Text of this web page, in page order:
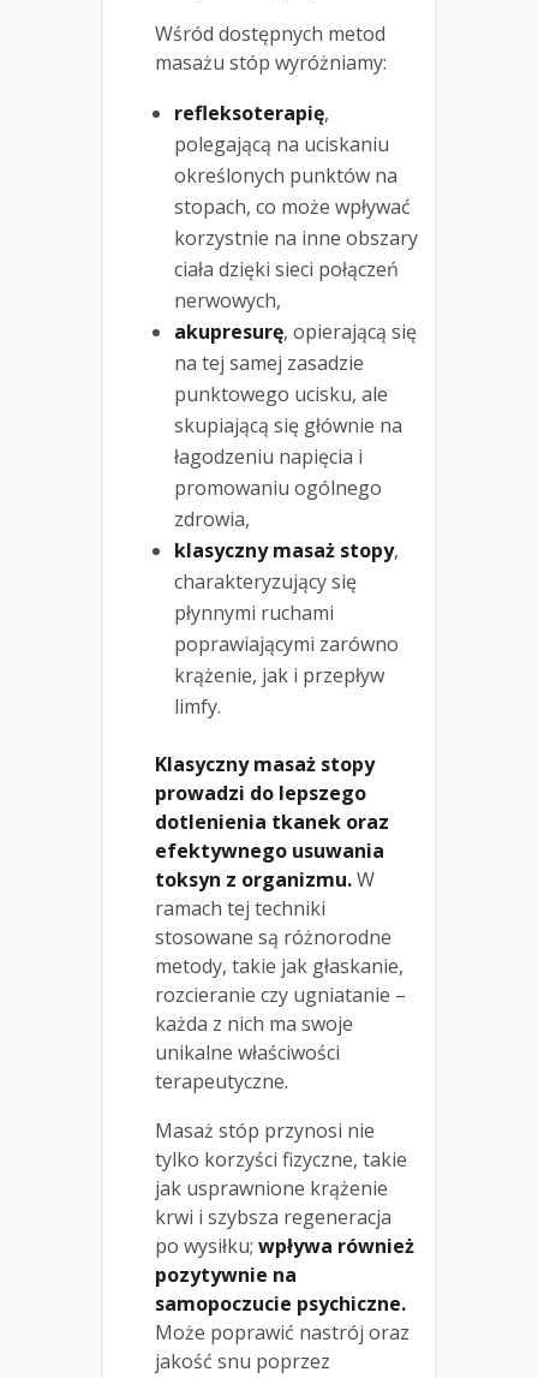
Wśród dostępnych metod
masażu stóp wyróżniamy:
refleksoterapię,
polegającą na uciskaniu
określonych punktów na
stopach, co może wpływać
korzystnie na inne obszary
ciała dzięki sieci połączeń
nerwowych,
akupresurę, opierającą się
na tej samej zasadzie
punktowego ucisku, ale
skupiającą się głównie na
łagodzeniu napięcia i
promowaniu ogólnego
zdrowia,
klasyczny masaż stopy,
charakteryzujący się
płynnymi ruchami
poprawiającymi zarówno
krążenie, jak i przepływ
limfy.
Klasyczny masaż stopy
prowadzi do lepszego
dotlenienia tkanek oraz
efektywnego usuwania
toksyn z organizmu.W
ramach tej techniki
stosowane są różnorodne
metody, takie jak głaskanie,
rozcieranie czy ugniatanie –
każda z nich ma swoje
unikalne właściwości
terapeutyczne.
Masaż stóp przynosi nie
tylko korzyści fizyczne, takie
jak usprawnione krążenie
krwi i szybsza regeneracja
po wysiłku; wpływa również
pozytywnie na
samopoczucie psychiczne.
Może poprawić nastrój oraz
jakość snu poprzez